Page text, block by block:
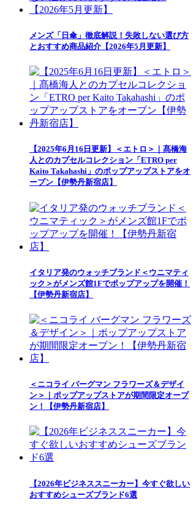
メンズ「日傘」徹底解説！失敗しない選び方
とおすすめ商品紹介【2026年5月更新】
【2025年6月16日更新】＜エトロ＞｜髙橋海
人とのカプセルコレクション「ETRO per
Kaito Takahashi」のポップアップストアをオ
ープン【伊勢丹新宿店】
イタリア発のウォッチブランド＜ウニマティ
ック＞がメンズ館1Fでポップアップを開催！
【伊勢丹新宿店】
＜ニコライ バーグマン フラワーズ＆デザイ
ン＞｜ポップアップストアが期間限定オープ
ン！【伊勢丹新宿店】
【2026年ビジネススニーカー】今すぐ欲しい
おすすめシューズブランド6選